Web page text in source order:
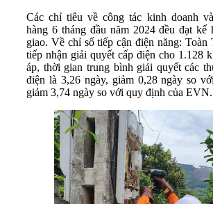
Các chỉ tiêu về công tác kinh doanh
hàng 6 tháng đầu năm 2024 đều đạt kế
giao. Về chỉ số tiếp cận điện năng: Toàn
tiếp nhận giải quyết cấp điện cho 1.128
áp, thời gian trung bình giải quyết các
điện là 3,26 ngày, giảm 0,28 ngày so
giảm 3,74 ngày so với quy định của EVN.